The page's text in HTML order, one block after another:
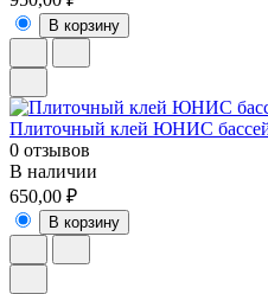
В корзину
Плиточный клей ЮНИС
0 отзывов
В наличии
650,00 ₽
В корзину